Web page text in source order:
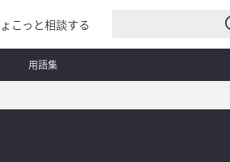
こっと相談する
用語集